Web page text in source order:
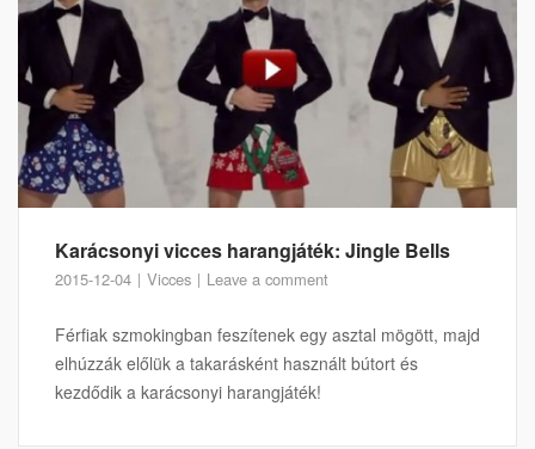
Karácsonyi vicces harangjáték: Jingle Bells
2015-12-04 Vicces Leave a comment
Férfiak szmokingban feszítenek egy asztal mögött, majd
elhúzzák előlük a takarásként használt bútort és
kezdődik a karácsonyi harangjáték!